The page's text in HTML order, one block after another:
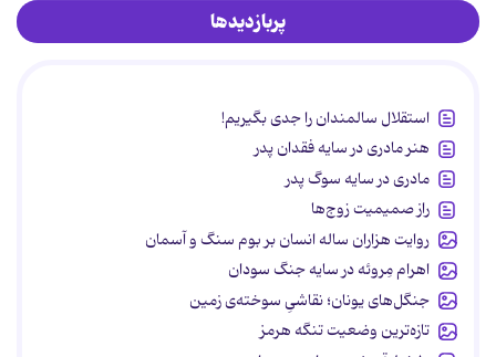
پربازدیدها
استقلال سالمندان را جدی بگیریم!
هنر مادری در سایه‌ فقدان پدر
مادری در سایه سوگ پدر
راز صمیمیت زوج‌ها
روایت هزاران ساله انسان بر بوم سنگ و آسمان
اهرام مِروئه در سایه جنگ سودان
جنگل‌های یونان؛ نقاشیِ سوخته‌ی زمین
تازه‌ترین وضعیت تنگه هرمز